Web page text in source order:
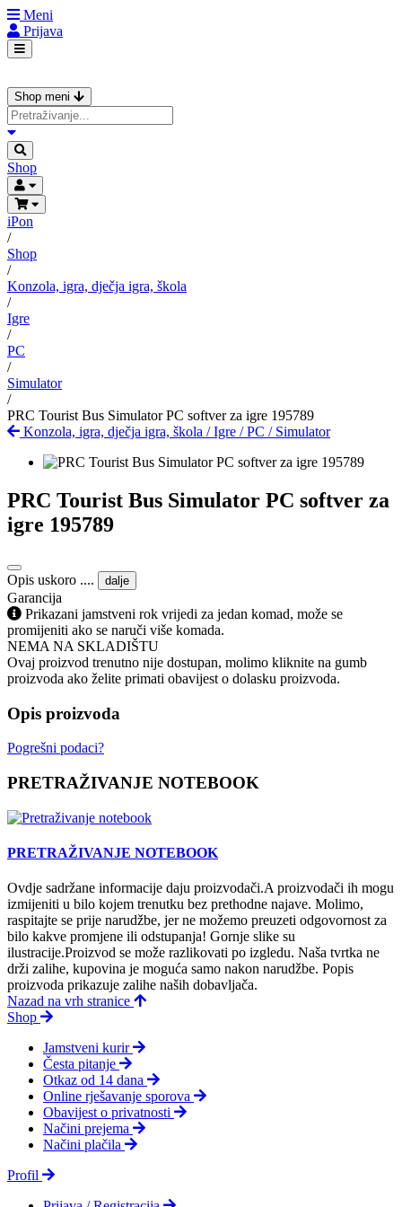
Meni
Prijava
Shop meni
Shop
iPon
/
Shop
/
Konzola, igra, dječja igra, škola
/
Igre
/
PC
/
Simulator
/
PRC Tourist Bus Simulator PC softver za igre 195789
Konzola, igra, dječja igra, škola /Igre /PC / Simulator
PRC Tourist Bus Simulator PC softver za
igre 195789
Opis uskoro .... dalje
Garancija
Prikazani jamstveni rok vrijedi za jedan komad, može se
promijeniti ako se naruči više komada.
NEMA NA SKLADIŠTU
Ovaj proizvod trenutno nije dostupan, molimo kliknite na gumb
proizvoda ako želite primati obavijest o dolasku proizvoda.
Opis proizvoda
Pogrešni podaci?
PRETRAŽIVANJE NOTEBOOK
PRETRAŽIVANJE NOTEBOOK
Ovdje sadržane informacije daju proizvodači.A proizvodači ih mogu
izmijeniti u bilo kojem trenutku bez prethodne najave. Molimo,
raspitajte se prije narudžbe, jer ne možemo preuzeti odgovornost za
bilo kakve promjene ili odstupanja! Gornje slike su
ilustracije.Proizvod se može razlikovati po izgledu. Naša tvrtka ne
drži zalihe, kupovina je moguća samo nakon narudžbe. Popis
proizvoda prikazuje zalihe naših dobavljača.
Nazad na vrh stranice
Shop
Jamstveni kurir
Česta pitanje
Otkaz od 14 dana
Online rješavanje sporova
Obavijest o privatnosti
Načini prejema
Načini plačila
Profil